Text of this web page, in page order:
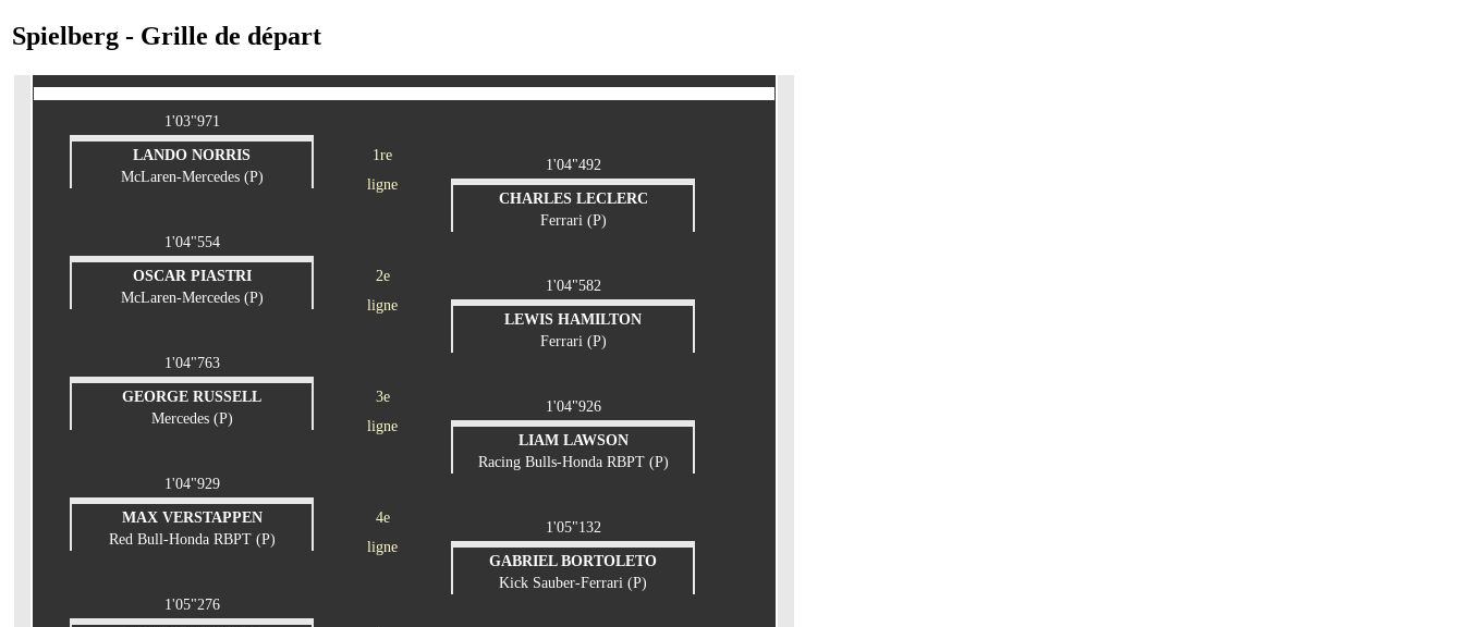
Spielberg - Grille de départ
1'03"971
LANDO NORRIS
McLaren-Mercedes (P)
1re
ligne
1'04"492
CHARLES LECLERC
Ferrari (P)
1'04"554
OSCAR PIASTRI
McLaren-Mercedes (P)
2e
ligne
1'04"582
LEWIS HAMILTON
Ferrari (P)
1'04"763
GEORGE RUSSELL
Mercedes (P)
3e
ligne
1'04"926
LIAM LAWSON
Racing Bulls-Honda RBPT (P)
1'04"929
MAX VERSTAPPEN
Red Bull-Honda RBPT (P)
4e
ligne
1'05"132
GABRIEL BORTOLETO
Kick Sauber-Ferrari (P)
1'05"276